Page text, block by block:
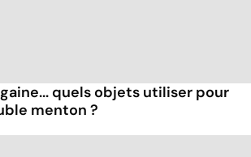
quels objets utiliser pour
menton ?